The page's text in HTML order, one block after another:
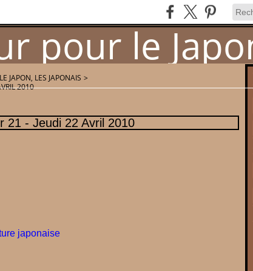
JAPON, LES JAPONAIS >
2010
21 - Jeudi 22 Avril 2010
japonaise